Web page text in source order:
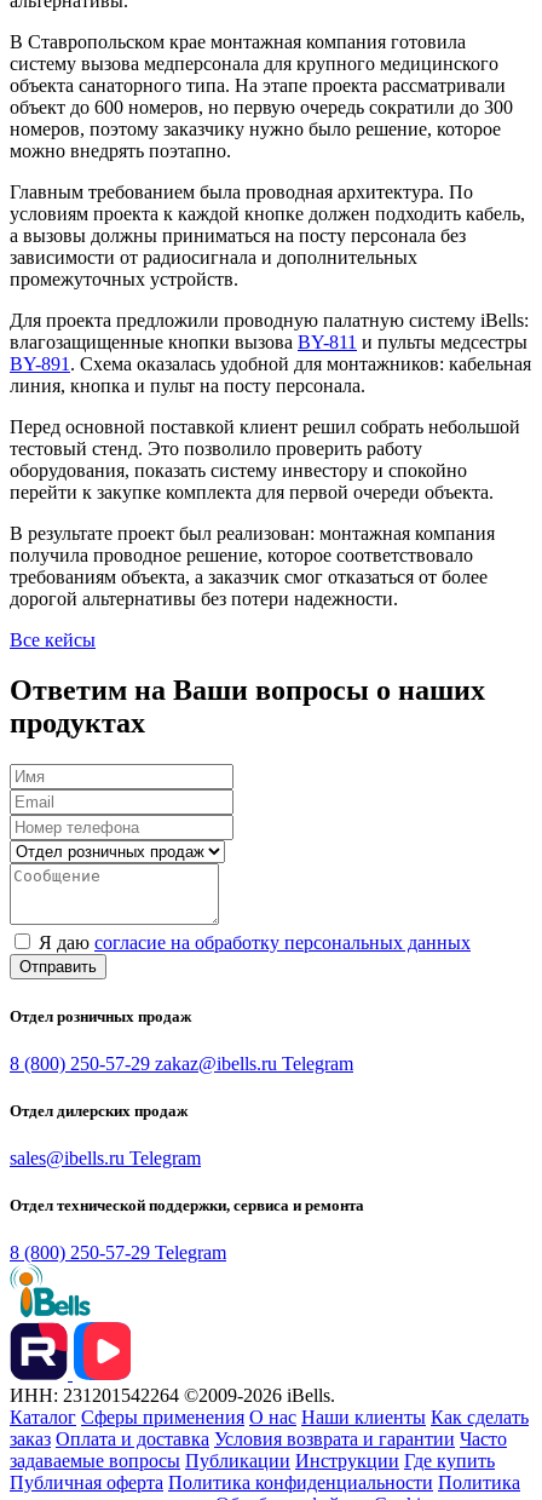
В Ставропольском крае монтажная компания готовила
систему вызова медперсонала для крупного медицинского
объекта санаторного типа. На этапе проекта рассматривали
объект до 600 номеров, но первую очередь сократили до 300
номеров, поэтому заказчику нужно было решение, которое
можно внедрять поэтапно.
Главным требованием была проводная архитектура. По
условиям проекта к каждой кнопке должен подходить кабель,
а вызовы должны приниматься на посту персонала без
зависимости от радиосигнала и дополнительных
промежуточных устройств.
Для проекта предложили проводную палатную систему iBells:
влагозащищенные кнопки вызова BY-811 и пульты медсестры
BY-891 . Схема оказалась удобной для монтажников: кабельная
линия, кнопка и пульт на посту персонала.
Перед основной поставкой клиент решил собрать небольшой
тестовый стенд. Это позволило проверить работу
оборудования, показать систему инвестору и спокойно
перейти к закупке комплекта для первой очереди объекта.
В результате проект был реализован: монтажная компания
получила проводное решение, которое соответствовало
требованиям объекта, а заказчик смог отказаться от более
дорогой альтернативы без потери надежности.
Все кейсы
Ответим на Ваши вопросы о наших
продуктах
Я даю согласие на обработку персональных данных
Отправить
Отдел розничных продаж
8 (800) 250-57-29 zakaz@ibells.ru Telegram
Отдел дилерских продаж
sales@ibells.ru Telegram
Отдел технической поддержки, сервиса и ремонта
8 (800) 250-57-29 Telegram
ИНН: 231201542264 ©2009-2026 iBells.
Каталог Сферы применения О нас Наши клиенты Как сделать
заказ Оплата и доставка Условия возврата и гарантии Часто
задаваемые вопросы Публикации Инструкции Где купить
Публичная оферта Политика конфиденциальности Политика